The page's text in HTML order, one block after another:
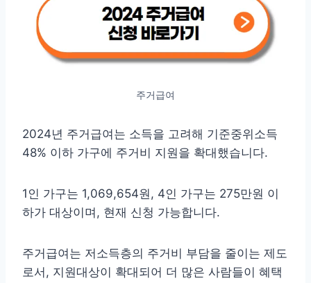
주거급여
2024년 주거급여는 소득을 고려해 기준중위소득
48% 이하 가구에 주거비 지원을 확대했습니다.
1인 가구는 1,069,654원, 4인 가구는 275만원 이
하가 대상이며, 현재 신청 가능합니다.
주거급여는 저소득층의 주거비 부담을 줄이는 제도
로서, 지원대상이 확대되어 더 많은 사람들이 혜택